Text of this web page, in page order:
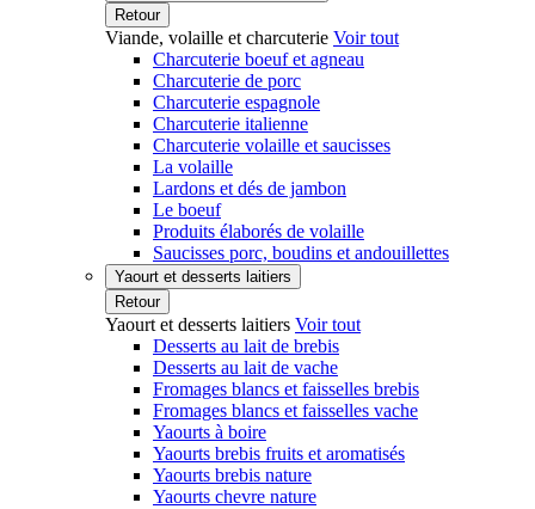
Retour
Viande, volaille et charcuterie Voir tout
Charcuterie boeuf et agneau
Charcuterie de porc
Charcuterie espagnole
Charcuterie italienne
Charcuterie volaille et saucisses
La volaille
Lardons et dés de jambon
Le boeuf
Produits élaborés de volaille
Saucisses porc, boudins et andouillettes
Yaourt et desserts laitiers
Retour
Yaourt et desserts laitiers Voir tout
Desserts au lait de brebis
Desserts au lait de vache
Fromages blancs et faisselles brebis
Fromages blancs et faisselles vache
Yaourts à boire
Yaourts brebis fruits et aromatisés
Yaourts brebis nature
Yaourts chevre nature